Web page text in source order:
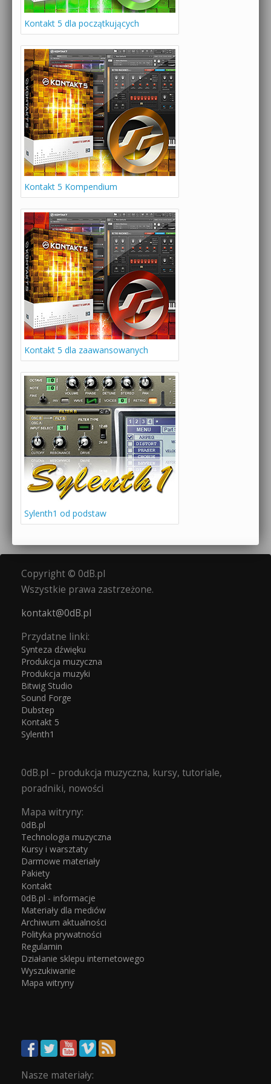
Kontakt 5 dla początkujących
Kontakt 5 Kompendium
Kontakt 5 dla zaawansowanych
Sylenth1 od podstaw
Copyright © 0dB.pl
Wszystkie prawa zastrzeżone.
kontakt@0dB.pl
Przydatne linki:
Synteza dźwięku
Produkcja muzyczna
Produkcja muzyki
Bitwig Studio
Sound Forge
Dubstep
Kontakt 5
Sylenth1
0dB.pl – produkcja muzyczna, kursy, tutoriale,
poradniki, nowości
Mapa witryny:
0dB.pl
Technologia muzyczna
Kursy i warsztaty
Darmowe materiały
Pakiety
Kontakt
0dB.pl - informacje
Materiały dla mediów
Archiwum aktualności
Polityka prywatności
Regulamin
Działanie sklepu internetowego
Wyszukiwanie
Mapa witryny
Nasze materiały: